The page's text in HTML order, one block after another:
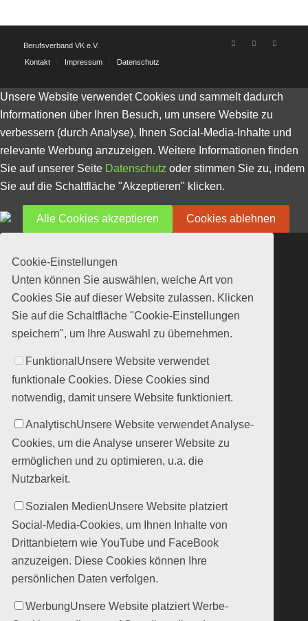
Berufsverband VK e.V.
Kontakt
Impressum Datenschutz
Unsere Website verwendet Cookies und sammelt dadurch
Informationen über Ihren Besuch, um unsere Website zu
verbessern (durch Analyse), Ihnen Social-Media-Inhalte und
relevante Werbung anzuzeigen. Weitere Informationen finden
Sie auf unserer Seite Datenschutz oder stimmen Sie zu, indem
Sie auf die Schaltfläche "Akzeptieren" klicken.
Alle Cookies akzeptieren Cookies ablehnen
Cookie-Einstellungen
Unten können Sie auswählen, welche Art von
Cookies Sie auf dieser Website zulassen. Klicken
Sie auf die Schaltfläche "Cookie-Einstellungen
speichern", um Ihre Auswahl zu übernehmen.
Funktional Unsere Website verwendet
funktionale Cookies. Diese Cookies sind
notwendig, damit unsere Website funktioniert.
AnalytischUnsere Website verwendet Analyse-
Cookies, um die Analyse unserer Website zu
ermöglichen und zu optimieren, u.a. die
Nutzbarkeit.
Sozialen MedienUnsere Website platziert
Social-Media-Cookies, um Ihnen Inhalte von
Drittanbietern wie YouTube und FaceBook
anzuzeigen. Diese Cookies können Ihre
persönlichen Daten verfolgen.
WerbungUnsere Website platziert Werbe-